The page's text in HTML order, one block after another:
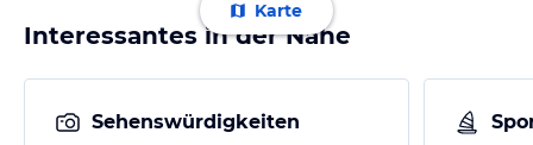
Karte
Interessantes in der Nähe
Sehenswürdigkeiten